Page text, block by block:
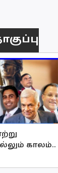
காலம்..